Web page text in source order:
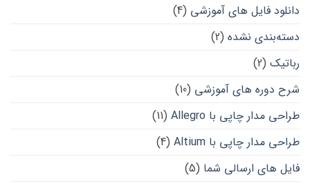
دانلود فایل های آموزشی (4)
دسته‌بندی نشده (2)
رباتیک (2)
شرح دوره های آموزشی (10)
طراحی مدار چاپی با Allegro
(11)
طراحی مدار چاپی با Altium
(4)
فایل های ارسالی شما (5)